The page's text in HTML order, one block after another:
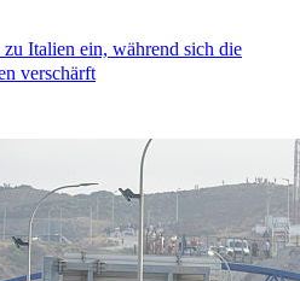
Italien ein, während sich die
verschärft